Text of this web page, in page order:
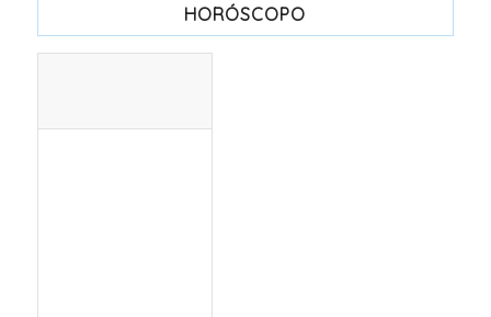
HORÓSCOPO